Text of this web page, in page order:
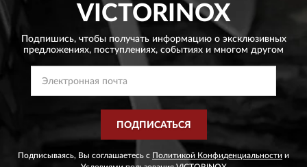
VICTORINOX
Подпишись, чтобы получать информацию о эксклюзивных
предложениях, поступлениях, событиях и многом другом
ПОДПИСАТЬСЯ
Подписываясь, Вы соглашаетесь с Политикой Конфиденциальности и